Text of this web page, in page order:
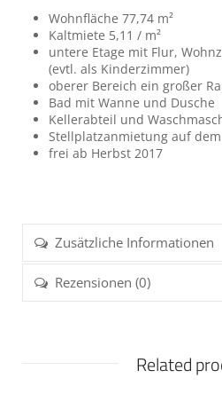
Wohnfläche 77,74 m²
Kaltmiete 5,11 / m²
untere Etage mit Flur,
(evtl. als Kinderzimmer)
oberer Bereich ein großer
Bad mit Wanne und Dusche
Kellerabteil und
Stellplatzanmietung auf
frei ab Herbst 2017
Zusätzliche Informationen
Rezensionen (0)
Related